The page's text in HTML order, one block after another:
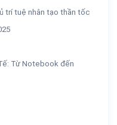
trí tuệ nhân tạo thần tốc
Từ Notebook đến